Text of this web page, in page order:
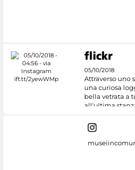
05/10/2018
Attraverso uno
una curiosa
bella vetrata a
all'ultima